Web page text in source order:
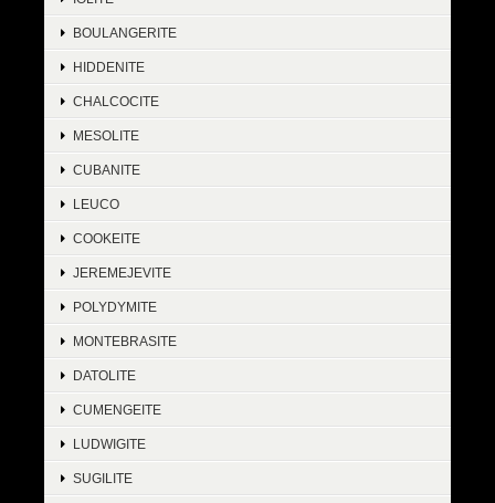
BOULANGERITE
HIDDENITE
CHALCOCITE
MESOLITE
CUBANITE
LEUCO
COOKEITE
JEREMEJEVITE
POLYDYMITE
MONTEBRASITE
DATOLITE
CUMENGEITE
LUDWIGITE
SUGILITE